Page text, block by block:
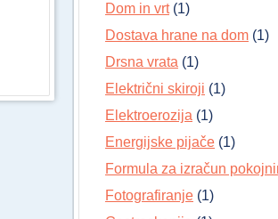
Dom in vrt(1)
Dostava hrane na dom (1)
Drsna vrata (1)
Električni skiroji (1)
Elektroerozija (1)
Energijske pijače (1)
Formula za izračun
Fotografiranje (1)